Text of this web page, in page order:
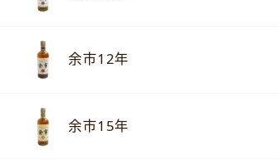
余市12年
余市15年